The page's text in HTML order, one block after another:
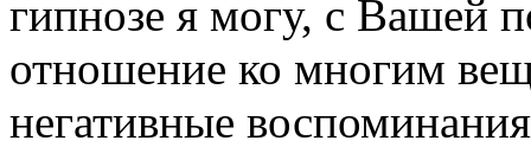
гипнозе я могу, с Вашей
отношение ко многим
негативные